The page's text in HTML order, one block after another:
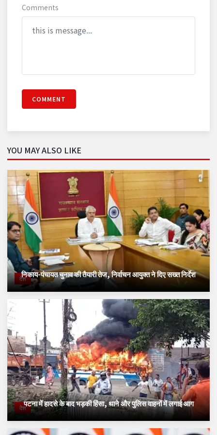
Comments
COMMENT
YOU MAY ALSO LIKE
देश
निकाय-पंचायत चुनाव की तैयारी तेज, निर्वाचन आयुक्त ने दिए सख्त निर्देश
देशपटना में हादसे के बाद भड़की हिंसा, थाने और पुलिस वाहनों में लगाई आग